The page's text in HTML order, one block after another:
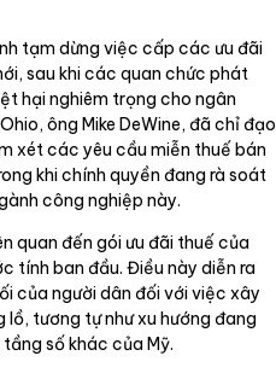
tạm dừng việc cấp các ưu đãi
sau khi các quan chức phát
hại nghiêm trọng cho ngân
ông Mike DeWine, đã chỉ đạo
xét các yêu cầu miễn thuế bán
khi chính quyền đang rà soát
công nghiệp này.
quan đến gói ưu đãi thuế của
tính ban đầu. Điều này diễn ra
của người dân đối với việc xây
tương tự như xu hướng đang
số khác của Mỹ.